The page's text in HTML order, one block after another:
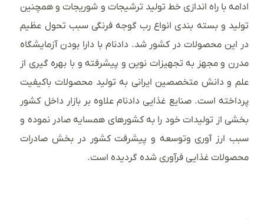
ادامه با راه اندازی خط تولید ترشیجات و شوریجات و همچنین
تولید و بسته بندی انواع رب گوجه فرنگی سبب تحول عظیم
در این محصولات در کشور شد. دادنام با دارا بودن آزمایشگاه
مدرن و مجهز به تجهیزات نوین و پیشرفته و با بهره گیری از
علم و دانش متخصصین ایرانی به تولید محصولات باکیفیت
پرداخته است. صنایع غذایی دادنام علاوه بر بازار داخل کشور
بخشی از تولیدات خود را به کشورهای همسایه صادر نموده و
سبب ارز آوری وتوسعه و پیشرفت کشور در بخش صادرات
محصولات غذایی فرآوری شده گردیده است.